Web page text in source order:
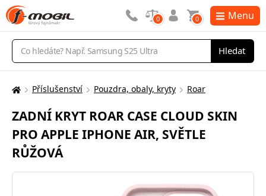
Vyhledávání
Hledat
0 0 Menu
Zde
nacházíte:
Příslušenství Pouzdra, obaly, kryty Roar
ZADNÍ KRYT ROAR CASE CLOUD SKIN
PRO APPLE IPHONE AIR, SVĚTLE
RŮŽOVÁ